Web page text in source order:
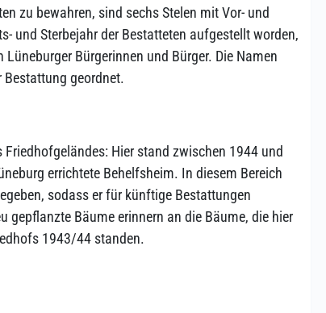
zu bewahren, sind sechs Stelen mit Vor- und
und Sterbejahr der Bestatteten aufgestellt worden,
Bürgerinnen und Bürger. Die Namen
geordnet.
Friedhofgeländes: Hier stand zwischen 1944 und
errichtete Behelfsheim. In diesem Bereich
sodass er für künftige Bestattungen
gepflanzte Bäume erinnern an die Bäume, die hier
1943/44 standen.